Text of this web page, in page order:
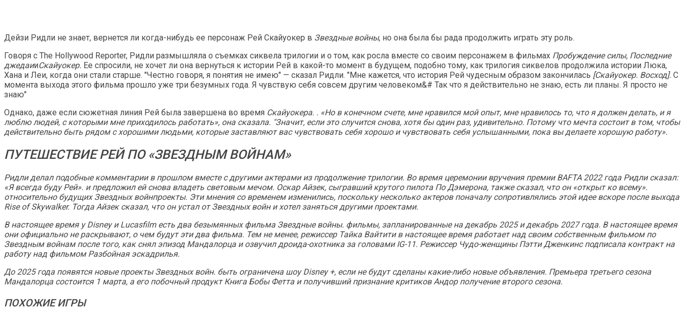
Дейзи Ридли не знает, вернется ли когда-нибудь ее персонаж Рей Скайуокер в Звездные войны, но она была бы рада продолжить играть эту роль.
Говоря с The Hollywood Reporter, Ридли размышляла о съемках сиквела трилогии и о том, как росла вместе со своим персонажем в фильмах Пробуждение силы, Последние
джедаииСкайуокер. Ее спросили, не хочет ли она вернуться к истории Рей в какой-то момент в будущем, подобно тому, как трилогия сиквелов продолжила истории Люка,
Хана и Леи, когда они стали старше. "Честно говоря, я понятия не имею" — сказал Ридли. "Мне кажется, что история Рей чудесным образом закончилась [Скайуокер. Восход]. С
момента выхода этого фильма прошло уже три безумных года. Я чувствую себя совсем другим человеком&# Так что я действительно не знаю, есть ли планы. Я просто не
знаю"
Однако, даже если сюжетная линия Рей была завершена во время Скайуокера. . «Но в конечном счете, мне нравился мой опыт, мне нравилось то, что я должен делать, и я
люблю людей, с которыми мне приходилось работать», она сказала. "Значит, если это случится снова, хотя бы один раз, удивительно. Потому что мечта состоит в том, чтобы
действительно быть рядом с хорошими людьми, которые заставляют вас чувствовать себя хорошо и чувствовать себя услышанными, пока вы делаете хорошую работу».
ПУТЕШЕСТВИЕ РЕЙ ПО «ЗВЕЗДНЫМ ВОЙНАМ»
Ридли делал подобные комментарии в прошлом вместе с другими актерами из продолжение трилогии. Во время церемонии вручения премии BAFTA 2022 года Ридли сказал:
«Я всегда буду Рей». и предложил ей снова владеть световым мечом. Оскар Айзек, сыгравший крутого пилота По Дэмерона, также сказал, что он «открыт ко всему».
относительно будущихЗвездных войнпроекты. Эти мнения со временем изменились, поскольку несколько актеров поначалу сопротивлялись этой идее вскоре после выхода
Rise of Skywalker. Тогда Айзек сказал, что он устал отЗвездных войни хотел заняться другими проектами.
В настоящее время у Disney и Lucasfilm есть два безымянных фильма Звездные войны. фильмы, запланированные на декабрь 2025 и декабрь 2027 года. В настоящее время
они официально не раскрывают, о чем будут эти два фильма. Тем не менее, режиссер Тайка Вайтити в настоящее время работает над своим собственным фильмом по
Звездным войнампосле того, как снял эпизод Мандалорца и озвучил дроида-охотника за головами IG-11. Режиссер Чудо-женщиныПэтти Дженкинс подписала контракт на
работу над фильмом Разбойная эскадрилья.
До 2025 года появятся новые проекты Звездных войн. быть ограничена шоу Disney +, если не будут сделаны какие-либо новые объявления. Премьера третьего сезона
Мандалорца состоится 1 марта, а его побочный продуктКнига Бобы Фетта и получивший признание критиковАндорполучение второго сезона.
ПОХОЖИЕ ИГРЫ